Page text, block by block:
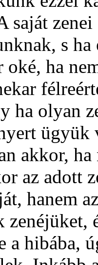
saját
s
ha
ha olyan
ügyük
akkor,
az adott
hanem
a hibába,